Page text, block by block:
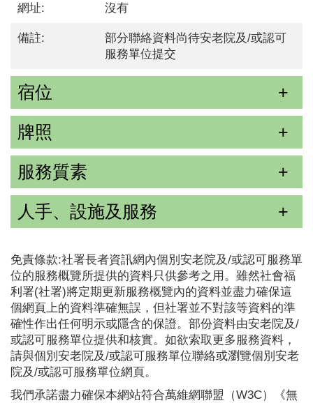
網址: 沒有
備註:
部分聯絡資料尚待安老院及/或認可
服務單位提交
宿位
牌照
服務質素
人手、設施及服務
免責條款:社署長者資訊網內個別安老院及/或認可服務單
位的服務概覽所提供的資料只供參考之用。雖然社會福
利署(社署)將定期更新服務概覽內的資料並盡力確保這
個網頁上的資料準確無誤，但社署並不對該等資料的準
確性作出任何明示或隱含的保證。部份資料由安老院及/
或認可服務單位提供和核實。如欲索取更多服務資料，
請與個別安老院及/或認可服務單位聯絡或瀏覽個別安老
院及/或認可服務單位網頁。
我們承諾盡力確保本網站符合萬維網聯盟（W3C）《無